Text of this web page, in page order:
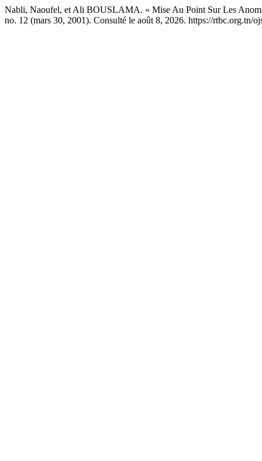
Nabli, Naoufel, et Ali BOUSLAMA. « Mise Au Point Sur Les
no. 12 (mars 30, 2001). Consulté le août 8, 2026. https://rtbc.org.tn/